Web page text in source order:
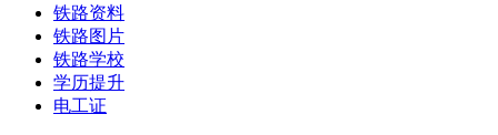
铁路资料
铁路图片
铁路学校
学历提升
电工证